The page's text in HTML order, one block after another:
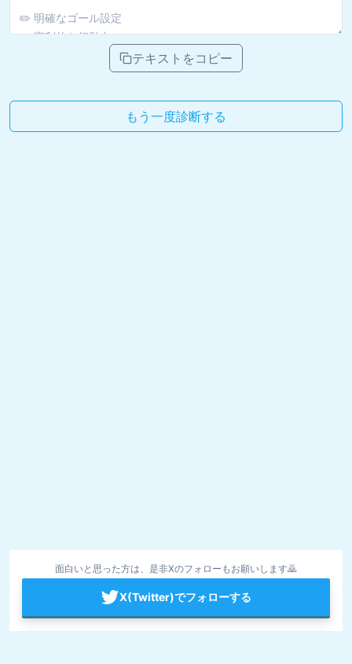
テキストをコピー
もう一度診断する
面白いと思った方は、是非Xのフォローもお願いします🙇
X(Twitter)でフォローする